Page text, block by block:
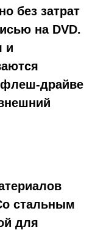
без затрат
на DVD.
и
флеш-драйве
стальным
для